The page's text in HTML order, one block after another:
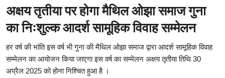
मनोरंजन
वीडियो
लाइफ स्टाइल
अक्षय तृतीया पर होगा मैथिल ओझा समाज गुना
का निःशुल्क आदर्श सामूहिक विवाह सम्मेलन
हर वर्ष की भांति इस वर्ष भी गुना की मैथिल ओझा समाज द्वारा आदर्श सामूहिक विवाह
सम्मेलन का आयोजन किया जाएगा इस वर्ष का सम्मेलन अक्षय तृतीया तिथि 30
अप्रैल 2025 को होना निश्चित हुआ है ।